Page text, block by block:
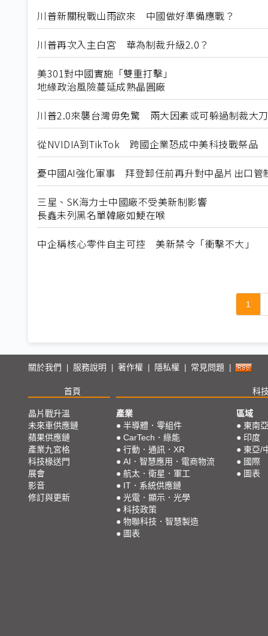
川普新關稅戰山雨欲來 中國做好準備應戰？
川普再次入主白宮 華為制裁升級2.0？
美301對中國實施「雙重打擊」
地緣政治風險蔓延成熟晶圓廠
川普2.0來襲台灣毋免驚 兩大因素或可躲過制裁大刀
從NVIDIA到TikTok 跨國企業恐成中美科技戰祭品
憂中國AI強化軍事 拜登卸任前再升對中晶片出口管
三星、SK海力士中國廠不受美新制影響
長鑫未列黑名單韓廠如鯁在喉
中企稱核心零件自主可控 美新禁令「衝擊不大」
1
關於我們 服務說明 著作權 隱私權 常見問題
首頁 科
晶片戰升溫
未來車供應鏈
蘋果供應鏈
產業九宮格
科技椽送門
展會
影音
修訂與更新
產業
● 半導體．零組件
● CarTech．綠能
● 行動．通訊．XR
● AI．智慧應用．電商物流
● 航太．衛星．軍工
● IT．系統供應鏈
● 光電．顯示．光學
● 科技政策
● 物聯科技．智慧製造
● 圖表
區域
● 東南亞
● 印度
● 東亞/
● 國際
● 圖表